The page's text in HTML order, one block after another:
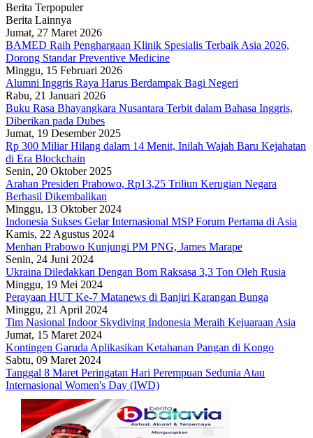
Berita Terpopuler
Berita Lainnya
Jumat, 27 Maret 2026
BAMED Raih Penghargaan Klinik Spesialis Terbaik Asia 2026,
Dorong Standar Preventive Medicine
Minggu, 15 Februari 2026
Alumni Inggris Raya Harus Berdampak Bagi Negeri
Rabu, 21 Januari 2026
Buku Rasa Bhayangkara Nusantara Terbit dalam Bahasa Inggris,
Diberikan pada Dubes
Jumat, 19 Desember 2025
Rp 300 Miliar Hilang dalam 14 Menit, Inilah Wajah Baru Kejahatan
di Era Blockchain
Senin, 20 Oktober 2025
Arahan Presiden Prabowo, Rp13,25 Triliun Kerugian Negara
Berhasil Dikembalikan
Minggu, 13 Oktober 2024
Indonesia Sukses Gelar Internasional MSP Forum Pertama di Asia
Kamis, 22 Agustus 2024
Menhan Prabowo Kunjungi PM PNG, James Marape
Senin, 24 Juni 2024
Ukraina Diledakkan Dengan Bom Raksasa 3,3 Ton Oleh Rusia
Minggu, 19 Mei 2024
Perayaan HUT Ke-7 Matanews di Banjiri Karangan Bunga
Minggu, 21 April 2024
Tim Nasional Indoor Skydiving Indonesia Meraih Kejuaraan Asia
Jumat, 15 Maret 2024
Kontingen Garuda Aplikasikan Ketahanan Pangan di Kongo
Sabtu, 09 Maret 2024
Tanggal 8 Maret Peringatan Hari Perempuan Sedunia Atau
Internasional Women's Day (IWD)